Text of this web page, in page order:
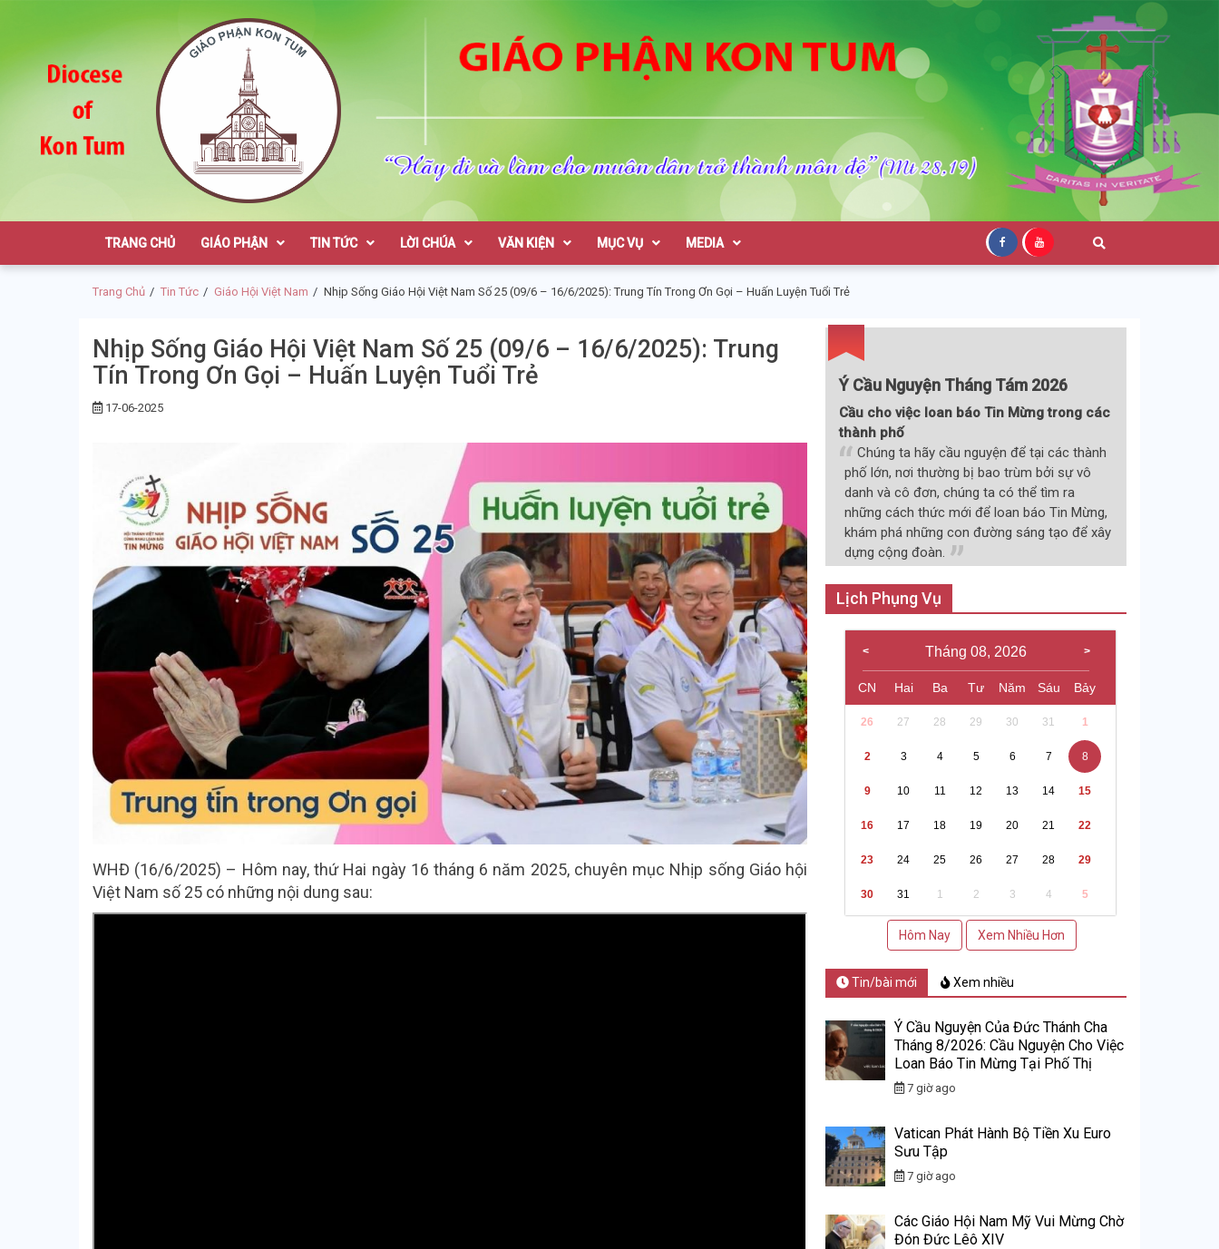
Giáo Phận Kon Tum
TRANG CHỦ GIÁO PHẬN TIN TỨC LỜI CHÚA VĂN KIỆN MỤC VỤ MEDIA
Trang Chủ Tin Tức Giáo Hội Việt Nam Nhịp Sống Giáo Hội Việt Nam Số 25 (09/6 – 16/6/2025): Trung Tín Trong Ơn Gọi – Huấn Luyện Tuổi Trẻ
Nhịp Sống Giáo Hội Việt Nam Số 25 (09/6 – 16/6/2025): Trung
Tín Trong Ơn Gọi – Huấn Luyện Tuổi Trẻ
17-06-2025
WHĐ (16/6/2025) – Hôm nay, thứ Hai ngày 16 tháng 6 năm 2025, chuyên mục Nhịp sống Giáo hội
Việt Nam số 25 có những nội dung sau:
Ý Cầu Nguyện Tháng Tám 2026
Cầu cho việc loan báo Tin Mừng trong các
thành phố
Chúng ta hãy cầu nguyện để tại các thành
phố lớn, nơi thường bị bao trùm bởi sự vô
danh và cô đơn, chúng ta có thể tìm ra
những cách thức mới để loan báo Tin Mừng,
khám phá những con đường sáng tạo để xây
dựng cộng đoàn.
Lịch Phụng Vụ
Tháng 08, 2026
CN Hai Ba Tư Năm Sáu Bảy
26 27 28 29 30 31 1
2 3 4 5 6 7 8
9 10 11 12 13 14 15
16 17 18 19 20 21 22
23 24 25 26 27 28 29
30 31 1 2 3 4 5
Hôm Nay Xem Nhiều Hơn
Tin/bài mới Xem nhiều
Ý Cầu Nguyện Của Đức Thánh Cha
Tháng 8/2026: Cầu Nguyện Cho Việc
Loan Báo Tin Mừng Tại Phố Thị
7 giờ ago
Vatican Phát Hành Bộ Tiền Xu Euro
Sưu Tập
7 giờ ago
Các Giáo Hội Nam Mỹ Vui Mừng Chờ
Đón Đức Lêô XIV